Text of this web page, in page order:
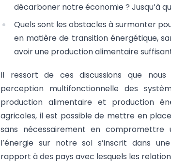
décarboner notre économie ? Jusqu’à
Quels sont les obstacles à surmonter
en matière de transition énergétique,
avoir une production alimentaire
Il ressort de ces discussions que nous
perception multifonctionnelle des
production alimentaire et production
agricoles, il est possible de mettre en
sans nécessairement en
l’énergie sur notre sol s’inscrit dans
rapport à des pays avec lesquels les